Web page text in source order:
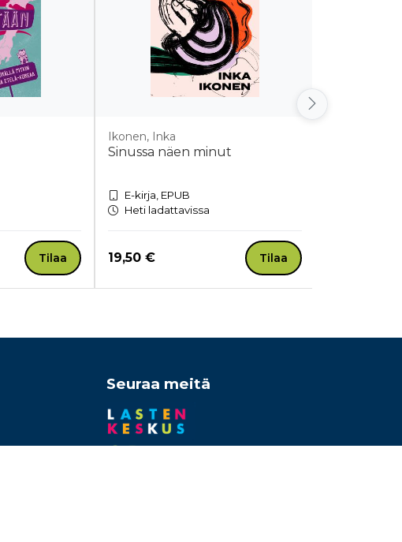
Tilaa
Ikonen, Inka
Sinussa näen minut
E-kirja, EPUB
Heti ladattavissa
Hinta nyt
19,50 € Tilaa
Seuraa meitä